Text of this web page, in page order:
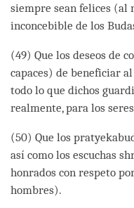
siempre sean felices (al
inconcebible de los
(49) Que los deseos de
capaces) de beneficiar
todo lo que dichos
realmente, para los
(50) Que los
así como los escuchas
honrados con respeto
hombres).